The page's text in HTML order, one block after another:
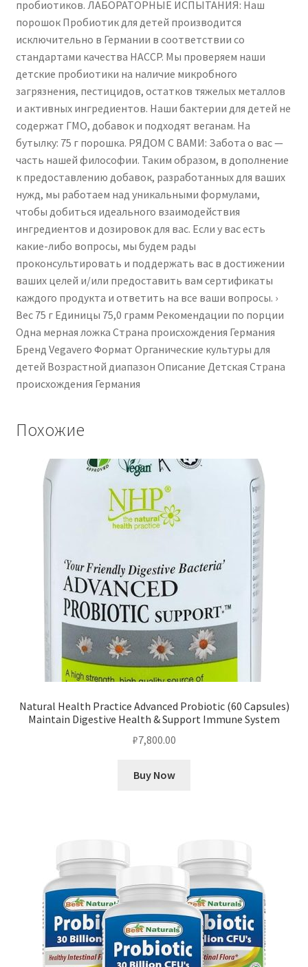
пробиотиков. ЛАБОРАТОРНЫЕ ИСПЫТАНИЯ: Наш
порошок Пробиотик для детей производится
исключительно в Германии в соответствии со
стандартами качества HACCP. Мы проверяем наши
детские пробиотики на наличие микробного
загрязнения, пестицидов, остатков тяжелых металлов
и активных ингредиентов. Наши бактерии для детей не
содержат ГМО, добавок и подходят веганам. На
бутылку: 75 г порошка. РЯДОМ С ВАМИ: Забота о вас —
часть нашей философии. Таким образом, в дополнение
к предоставлению добавок, разработанных для ваших
нужд, мы работаем над уникальными формулами,
чтобы добиться идеального взаимодействия
ингредиентов и дозировок для вас. Если у вас есть
какие-либо вопросы, мы будем рады
проконсультировать и поддержать вас в достижении
ваших целей и/или предоставить вам сертификаты
каждого продукта и ответить на все ваши вопросы. ›
Вес ‎75 г Единицы ‎75,0 грамм Рекомендации по порции
‎Одна мерная ложка Страна происхождения ‎Германия
Бренд ‎Vegavero Формат ‎Органические культуры для
детей Возрастной диапазон Описание ‎Детская Страна
происхождения ‎Германия
Похожие
Natural Health Practice Advanced Probiotic (60 Capsules)
Maintain Digestive Health & Support Immune System
₽7,800.00
Buy Now